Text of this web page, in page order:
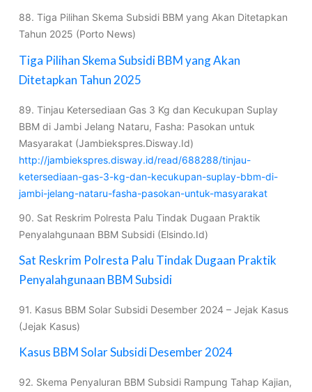
88. Tiga Pilihan Skema Subsidi BBM yang Akan Ditetapkan
Tahun 2025 (Porto News)
Tiga Pilihan Skema Subsidi BBM yang Akan
Ditetapkan Tahun 2025
89. Tinjau Ketersediaan Gas 3 Kg dan Kecukupan Suplay
BBM di Jambi Jelang Nataru, Fasha: Pasokan untuk
Masyarakat (Jambiekspres.Disway.Id)
http://jambiekspres.disway.id/read/688288/tinjau-
ketersediaan-gas-3-kg-dan-kecukupan-suplay-bbm-di-
jambi-jelang-nataru-fasha-pasokan-untuk-masyarakat
90. Sat Reskrim Polresta Palu Tindak Dugaan Praktik
Penyalahgunaan BBM Subsidi (Elsindo.Id)
Sat Reskrim Polresta Palu Tindak Dugaan Praktik
Penyalahgunaan BBM Subsidi
91. Kasus BBM Solar Subsidi Desember 2024 – Jejak Kasus
(Jejak Kasus)
Kasus BBM Solar Subsidi Desember 2024
92. Skema Penyaluran BBM Subsidi Rampung Tahap Kajian,